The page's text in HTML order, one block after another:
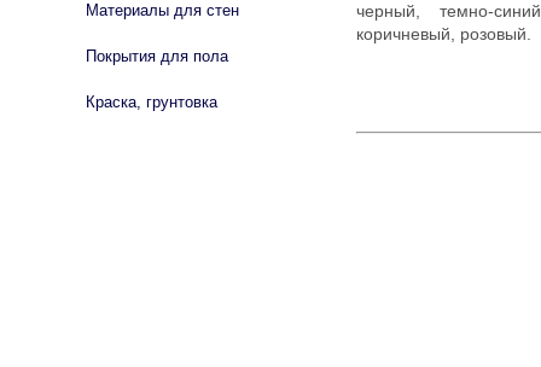
черный, темно-
коричневый, розовый.
Материалы для стен
Покрытия для пола
Краска, грунтовка